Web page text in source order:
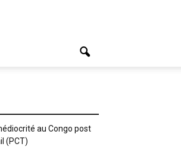
au Congo post
(PCT)